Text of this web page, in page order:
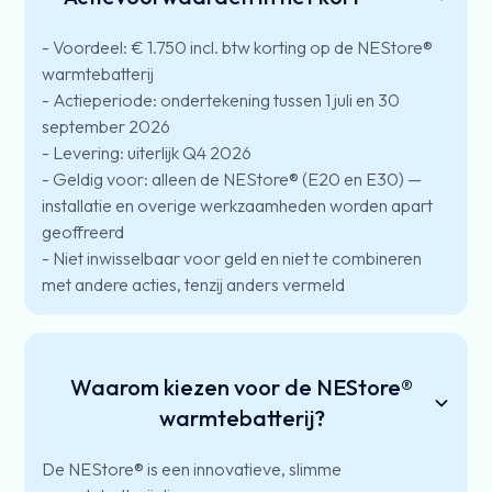
- Voordeel: € 1.750 incl. btw korting op de NEStore®
warmtebatterij
- Actieperiode: ondertekening tussen 1 juli en 30
september 2026
- Levering: uiterlijk Q4 2026
- Geldig voor: alleen de NEStore® (E20 en E30) —
installatie en overige werkzaamheden worden apart
geoffreerd
- Niet inwisselbaar voor geld en niet te combineren
met andere acties, tenzij anders vermeld
Waarom kiezen voor de NEStore®
warmtebatterij?
De NEStore® is een innovatieve, slimme